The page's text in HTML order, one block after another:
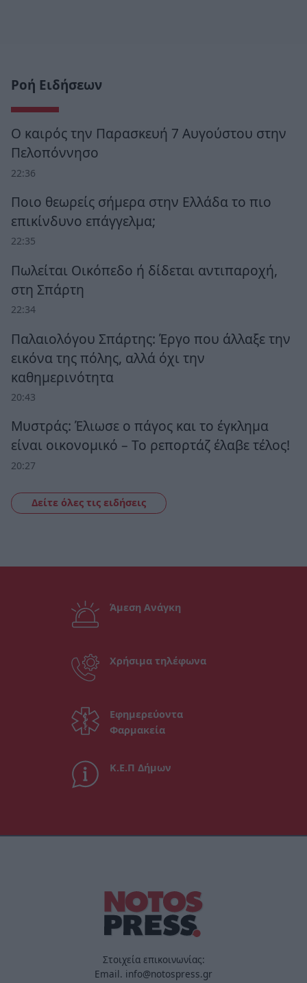
Ροή Ειδήσεων
Ο καιρός την Παρασκευή 7 Αυγούστου στην
Πελοπόννησο
22:36
Ποιο θεωρείς σήμερα στην Ελλάδα το πιο
επικίνδυνο επάγγελμα;
22:35
Πωλείται Οικόπεδο ή δίδεται αντιπαροχή,
στη Σπάρτη
22:34
Παλαιολόγου Σπάρτης: Έργο που άλλαξε την
εικόνα της πόλης, αλλά όχι την
καθημερινότητα
20:43
Μυστράς: Έλιωσε ο πάγος και το έγκλημα
είναι οικονομικό – Το ρεπορτάζ έλαβε τέλος!
20:27
Δείτε όλες τις ειδήσεις
Άμεση Ανάγκη
Χρήσιμα τηλέφωνα
Εφημερεύοντα
Φαρμακεία
Κ.Ε.Π Δήμων
Στοιχεία επικοινωνίας:
Email. info@notospress.gr